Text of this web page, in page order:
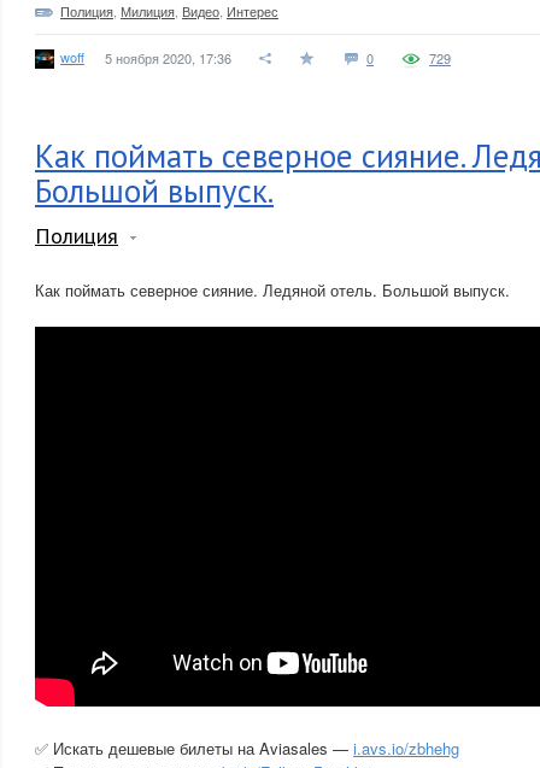
Полиция Милиция Видео Интерес
woff 5 ноября 2020, 17:36 0 729
Как поймать северное сияние.
Большой выпуск.
Полиция
Как поймать северное сияние. Ледяной отель. Большой выпуск.
✅ Искать дешевые билеты на Aviasales — i.avs.io/zbhehg